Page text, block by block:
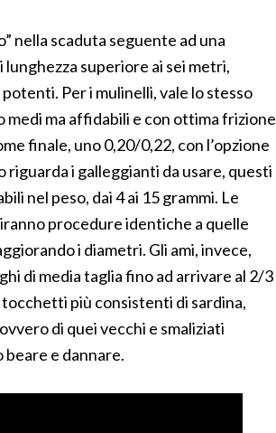
nella scaduta seguente ad una
superiore ai sei metri,
Per i mulinelli, vale lo stesso
medi ma affidabili e con ottima frizione
finale, uno 0,20/0,22, con l’opzione
riguarda i galleggianti da usare, questi
nel peso, dai 4 ai 15 grammi. Le
procedure identiche a quelle
i diametri. Gli ami, invece,
di media taglia fino ad arrivare al 2/3
più consistenti di sardina,
di quei vecchi e smaliziati
e dannare.